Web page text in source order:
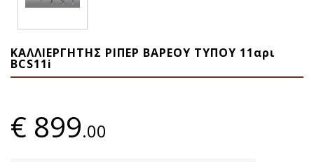
ΚΑΛΛΙΕΡΓΗΤΗΣ ΡΙΠΕΡ ΒΑΡΕΟΥ ΤΥΠΟΥ 11αρι
BCS11i
€ 899.00